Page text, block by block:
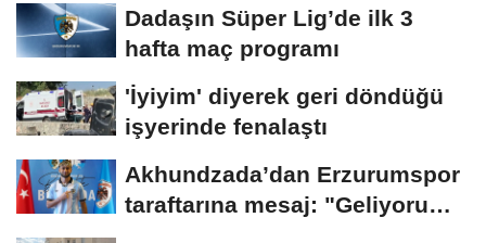
Dadaşın Süper Lig’de ilk 3
hafta maç programı
'İyiyim' diyerek geri döndüğü
işyerinde fenalaştı
Akhundzada’dan Erzurumspor
taraftarına mesaj: "Geliyorum